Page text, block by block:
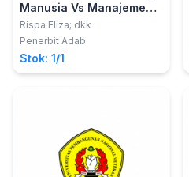
Manusia Vs Manajemen
Pemasaran Vs
Manajemen Keuangan :
Peluang dan Tantangan
di Era Society 5.0
Rispa Eliza; dkk
Penerbit Adab
Stok: 1/1